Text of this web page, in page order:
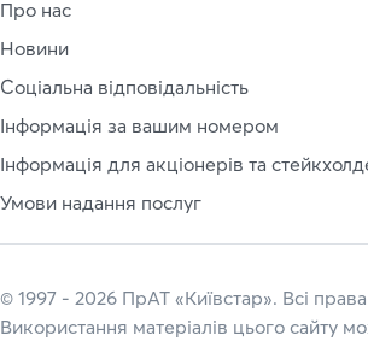
Про нас
Новини
Соціальна відповідальність
Інформація за вашим номером
Інформація для акціонерів та
Умови надання послуг
© 1997 - 2026 ПрАТ «Київстар». Всі
Використання матеріалів цього сайту